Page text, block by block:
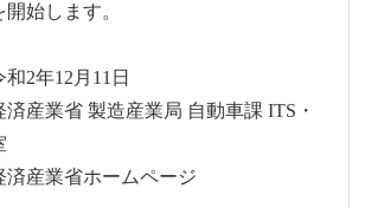
始します。
2年12月11日
業省 製造産業局 自動車課 ITS・
業省ホームページ